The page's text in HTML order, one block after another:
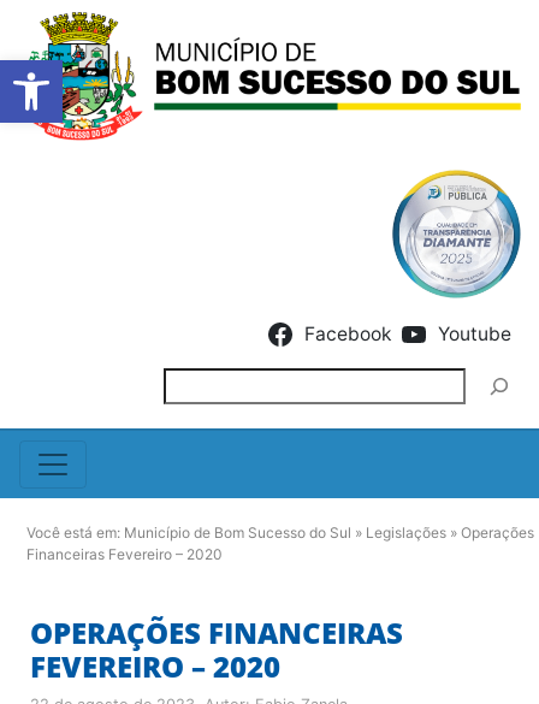
Barra de Ferramentas
Facebook Youtube
Você está em: Município de Bom Sucesso do Sul » Legislações » Operações
Financeiras Fevereiro – 2020
OPERAÇÕES FINANCEIRAS
FEVEREIRO – 2020